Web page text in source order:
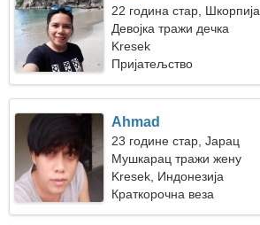
22 година стар, Шкорпија
Девојка тражи дечка
Kresek
Пријатељство
Ahmad
23 године стар, Јарац
Мушкарац тражи жену
Kresek, Индонезија
Краткорочна веза